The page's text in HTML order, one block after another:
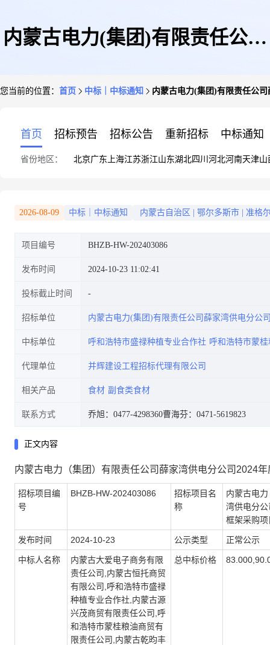
内蒙古电力(集团)有限责任公司
入围结果公示
您当前的位置： 首页 中标｜中标通知 内蒙古电力(集团)有限责任公
首页 招标预告 招标公告 重新招标 中标通知
省份地区： 北京广东 上海江苏浙江山东湖北四川 河北河南天津山
2026-08-09 中标｜中标通知 内蒙古自治区 鄂尔多斯市 准格
项目编号 BHZB-HW-202403086
发布时间 2024-10-23 11:02:41
投标截止时间
招标单位 内蒙古电力(集团)有限责任公司薛家湾供电分公
中标单位 呼和浩特市盛禄种植专业合作社 呼和浩特市蒙
代理单位 并辉建设工程招标代理有限公司
相关产品 食材 副食类食材
联系方式 乔旭：0477-4298360曹海芬：0471-5619823
正文内容
内蒙古电力（集团）有限责任公司薛家湾供电分公司2024
招标项目编
号
BHZB-HW-202403086
招标项目名
称
内蒙古电
湾供电分
框架采购项
发布时间 2024-10-23 公示类型 正常公示
中标人名称
内蒙古大爱电子商务有限
责任公司,内蒙古恒托商贸
有限公司,呼和浩特市盛禄
种植专业合作社,内蒙古源
兴茂商贸有限责任公司,呼
和浩特市蒙桂粮油商贸有
限责任公司,内蒙古乾昀丰
总中标价格